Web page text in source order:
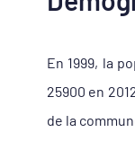
En 1999, la
25900 en
de la